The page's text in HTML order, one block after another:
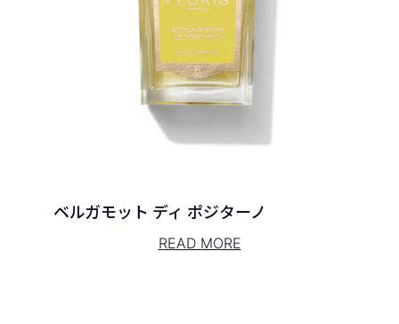
ベルガモット ディ ポジターノ
READ MORE